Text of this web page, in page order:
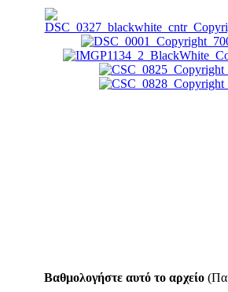
Βαθμολογήστε αυτό το αρχείο